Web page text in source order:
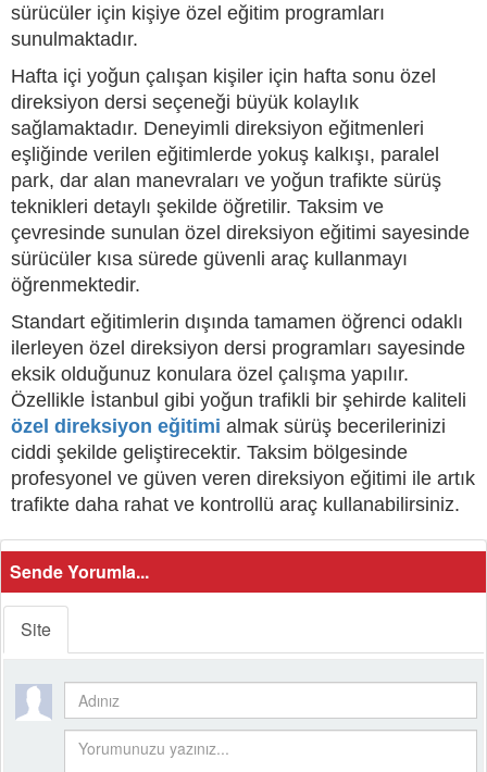
sürücüler için kişiye özel eğitim programları
sunulmaktadır.
Hafta içi yoğun çalışan kişiler için hafta sonu özel
direksiyon dersi seçeneği büyük kolaylık
sağlamaktadır. Deneyimli direksiyon eğitmenleri
eşliğinde verilen eğitimlerde yokuş kalkışı, paralel
park, dar alan manevraları ve yoğun trafikte sürüş
teknikleri detaylı şekilde öğretilir. Taksim ve
çevresinde sunulan özel direksiyon eğitimi sayesinde
sürücüler kısa sürede güvenli araç kullanmayı
öğrenmektedir.
Standart eğitimlerin dışında tamamen öğrenci odaklı
ilerleyen özel direksiyon dersi programları sayesinde
eksik olduğunuz konulara özel çalışma yapılır.
Özellikle İstanbul gibi yoğun trafikli bir şehirde kaliteli
özel direksiyon eğitimi almak sürüş becerilerinizi
ciddi şekilde geliştirecektir. Taksim bölgesinde
profesyonel ve güven veren direksiyon eğitimi ile artık
trafikte daha rahat ve kontrollü araç kullanabilirsiniz.
Sende Yorumla...
Site